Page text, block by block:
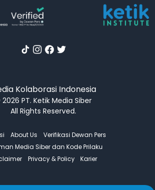
Kolaborasi Indonesia
PT. Ketik Media Siber
All Rights Reserved.
About Us
Verifikasi Dewan Pers
Media Siber dan Kode Prilaku
Privacy & Policy Karier